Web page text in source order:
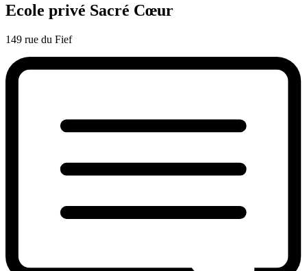
Ecole privé Sacré Cœur
149 rue du Fief